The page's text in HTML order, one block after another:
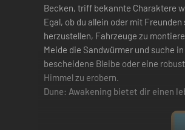
Becken, triff bekannte Charaktere
Egal, ob du allein oder mit
herzustellen, Fahrzeuge zu
Meide die Sandwürmer und suche
bescheidene Bleibe oder eine
Himmel zu erobern.
Dune: Awakening bietet dir einen